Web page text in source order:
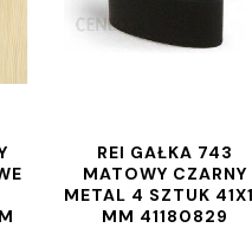
REI GAŁKA 743
MATOWY CZARNY
METAL 4 SZTUK
MM 41180829